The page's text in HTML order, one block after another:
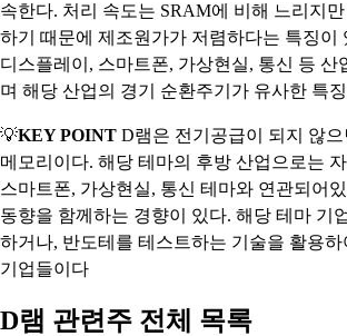
속한다. 처리 속도는 SRAM에 비해 느리지
하기 때문에 제조원가가 저렴하다는 특징이
디스플레이, 스마트폰, 가상현실, 통신 등 산
며 해당 산업의 경기 순환주기가 유사한 특
💡KEY POINT D램은 전기공급이 되지 않
메모리이다. 해당 테마의 후방 산업으로는
스마트폰, 가상현실, 통신 테마와 연관되어
동향을 함께하는 경향이 있다. 해당 테마 기
하거나, 반도테를 테스트하는 기술을 활용
기업들이다
D램 관련주 전체 목록